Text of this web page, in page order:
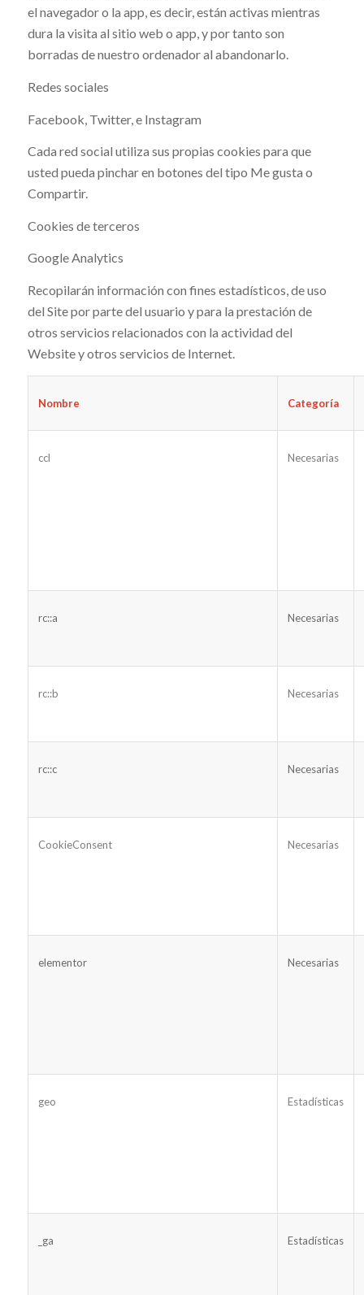
el navegador o la app, es decir, están activas mientras
dura la visita al sitio web o app, y por tanto son
borradas de nuestro ordenador al abandonarlo.
Redes sociales
Facebook, Twitter, e Instagram
Cada red social utiliza sus propias cookies para que
usted pueda pinchar en botones del tipo Me gusta o
Compartir.
Cookies de terceros
Google Analytics
Recopilarán información con fines estadísticos, de uso
del Site por parte del usuario y para la prestación de
otros servicios relacionados con la actividad del
Website y otros servicios de Internet.
Nombre Categoría
ccl Necesarias
rc::a Necesarias
rc::b Necesarias
rc::c Necesarias
CookieConsent Necesarias
elementor Necesarias
geo Estadísticas
_ga Estadísticas